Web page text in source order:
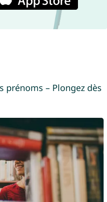
prénoms – Plongez dès